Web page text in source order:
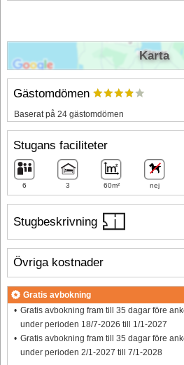
Stugbeskrivning
Gästomdömen
Baserat på 24 gästomdömen
Stugans faciliteter
6 3 60m² nej
Övriga kostnader
Gratis avbokning
Gratis avbokning fram till 35 dagar före
under perioden 18/7-2026 till 1/1-2027
Gratis avbokning fram till 35 dagar före
under perioden 2/1-2027 till 7/1-2028
Karta